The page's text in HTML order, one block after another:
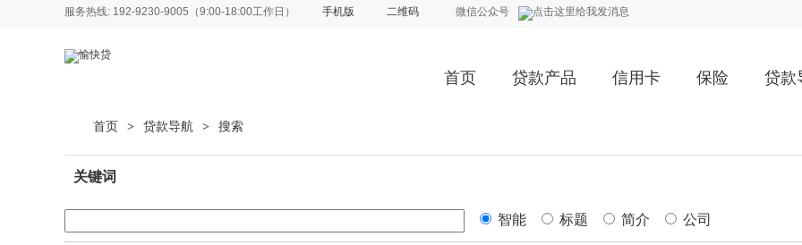
服务热线: 192-9230-9005（9:00-18:00工作日） 手机版 二维码 微信公众号
首页 贷款产品 信用卡 保险 贷款
首页 > 贷款导航 > 搜索
关键词
智能 标题 简介 公司